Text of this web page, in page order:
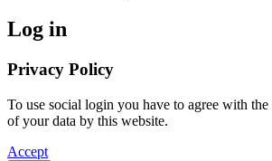
Log in
Privacy Policy
To use social login you have to agree with
of your data by this website.
Accept